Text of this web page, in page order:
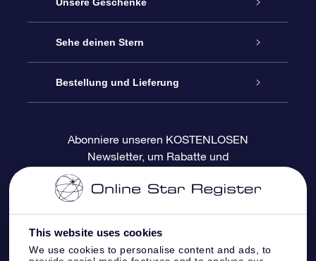
This website uses cookies
We use cookies to personalise content and ads, to
Kontakt
Blog
Bewertungen
Sterne schenken
OSR-Geschenkpaket
OSR-Geschenkgutschein
Firmengeschenke
Sehe deinen Stern
Sternregister
Personalisierte Sternseite
One Million Stars
OSR-Starsaver
Bestellung und Lieferung
Zahlungsinformationen
Versandinformationen
Rückgaberecht
Abonniere unseren KOSTENLOSEN
Newsletter, um Rabatte und